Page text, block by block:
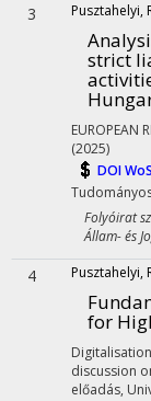
3 Pusztahelyi,
strict
EUROPEAN
(2025)
DOIWoS
Folyóirat
Állam- és
4 Pusztahelyi,
for
discussion
előadás,